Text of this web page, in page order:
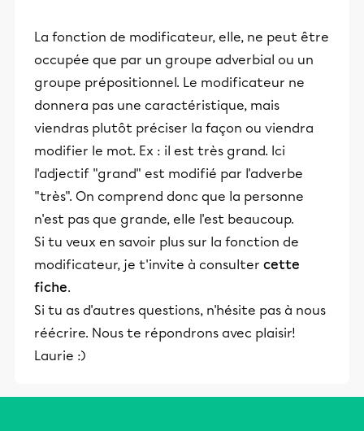
La fonction de modificateur, elle, ne peut être
occupée que par un groupe adverbial ou un
groupe prépositionnel. Le modificateur ne
donnera pas une caractéristique, mais
viendras plutôt préciser la façon ou viendra
modifier le mot. Ex : il est très grand. Ici
l'adjectif "grand" est modifié par l'adverbe
"très". On comprend donc que la personne
n'est pas que grande, elle l'est beaucoup.
Si tu veux en savoir plus sur la fonction de
modificateur, je t'invite à consulter cette
fiche.
Si tu as d'autres questions, n'hésite pas à nous
réécrire. Nous te répondrons avec plaisir!
Laurie :)